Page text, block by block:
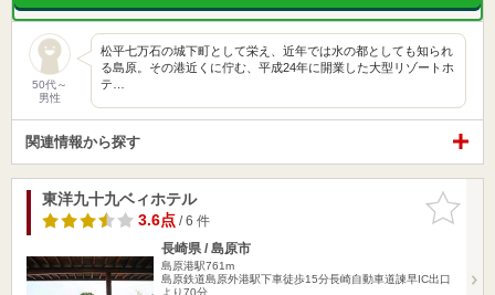
50代～
男性
松平七万石の城下町として栄え、近年では水の都としても知られ
る島原。その港近くに佇む、平成24年に開業した大型リゾートホ
テ…
関連情報から探す
お気に入
りに追加
東洋九十九ベィホテル
3.6点/ 6 件
長崎県 / 島原市
島原港駅761m
島原鉄道島原外港駅下車徒歩15分長崎自動車道諫早IC出口
より70分